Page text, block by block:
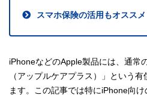
スマホ保険の活用もオススメ
iPhoneなどのApple製品には、通常
（アップルケアプラス）」という
ます。この記事では特にiPhone向